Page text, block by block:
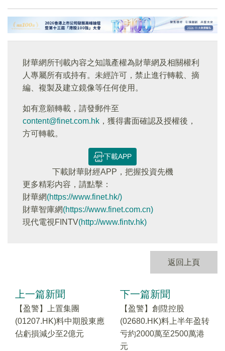
財華網所刊載內容之知識產權為財華網及相關權利
人專屬所有或持有。未經許可，禁止進行轉載、摘
編、複製及建立鏡像等任何使用。
如有意願轉載，請發郵件至
content@finet.com.hk ，獲得書面確認及授權後，
方可轉載。
下載APP
下載財華財經APP，把握投資先機
更多精彩内容，請點擊：
財華網(https://www.finet.hk/)
財華智庫網(https://www.finet.com.cn)
現代電視FINTV(http://www.fintv.hk)
返回上頁
上一篇新聞
【盈警】上置集團
(01207.HK)料中期股東應
佔虧損減少至2億元
下一篇新聞
【盈警】創陞控股
(02680.HK)料上半年盈转
亏約2000萬至2500萬港
元